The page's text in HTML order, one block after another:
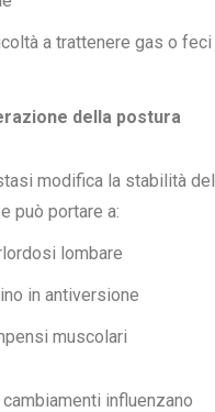
a trattenere gas o feci
della postura
modifica la stabilità del
può portare a:
lombare
in antiversione
muscolari
influenzano